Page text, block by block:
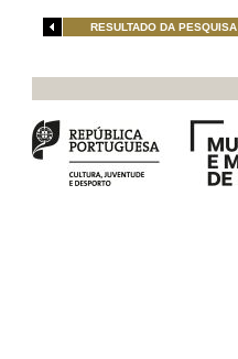
RESULTADO DA PESQUISA